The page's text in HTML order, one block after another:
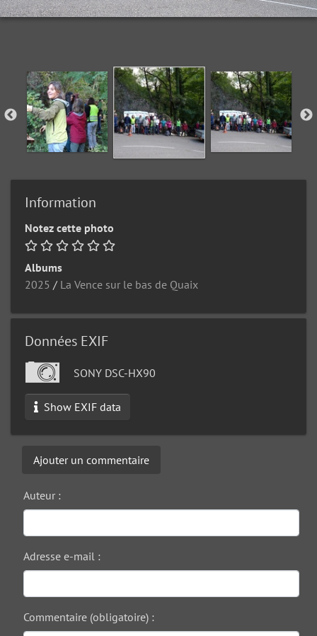
Information
Notez cette photo
Albums
2025 / La Vence sur le bas de Quaix
Données EXIF
SONY DSC-HX90
Show EXIF data
Ajouter un commentaire
Auteur :
Adresse e-mail :
Commentaire (obligatoire) :